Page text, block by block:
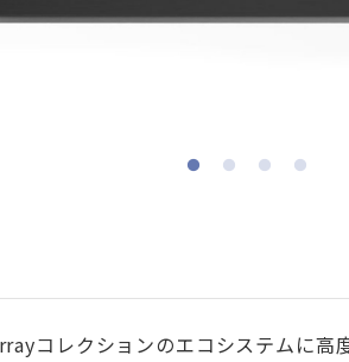
コレクションのエコシステムに高